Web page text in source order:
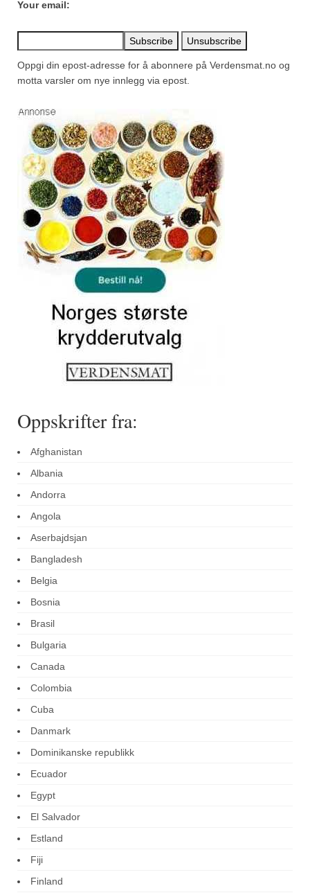
Your email:
Oppgi din epost-adresse for å abonnere på Verdensmat.no og
motta varsler om nye innlegg via epost.
Oppskrifter fra:
Afghanistan
Albania
Andorra
Angola
Aserbajdsjan
Bangladesh
Belgia
Bosnia
Brasil
Bulgaria
Canada
Colombia
Cuba
Danmark
Dominikanske republikk
Ecuador
Egypt
El Salvador
Estland
Fiji
Finland